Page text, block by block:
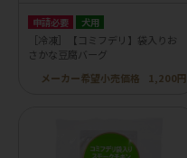
申請必要 犬用
［冷凍］【コミフデリ】袋入りお
さかな豆腐バーグ
メーカー希望小売価格
1,200円